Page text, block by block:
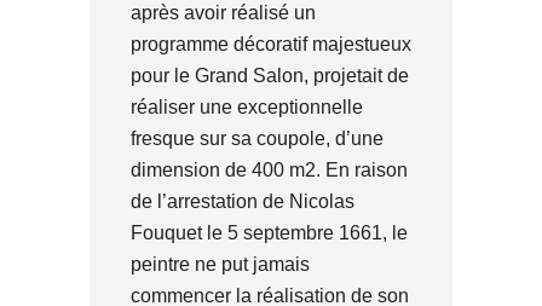
après avoir réalisé un
programme décoratif majestueux
pour le Grand Salon, projetait de
réaliser une exceptionnelle
fresque sur sa coupole, d’une
dimension de 400 m2. En raison
de l’arrestation de Nicolas
Fouquet le 5 septembre 1661, le
peintre ne put jamais
commencer la réalisation de son